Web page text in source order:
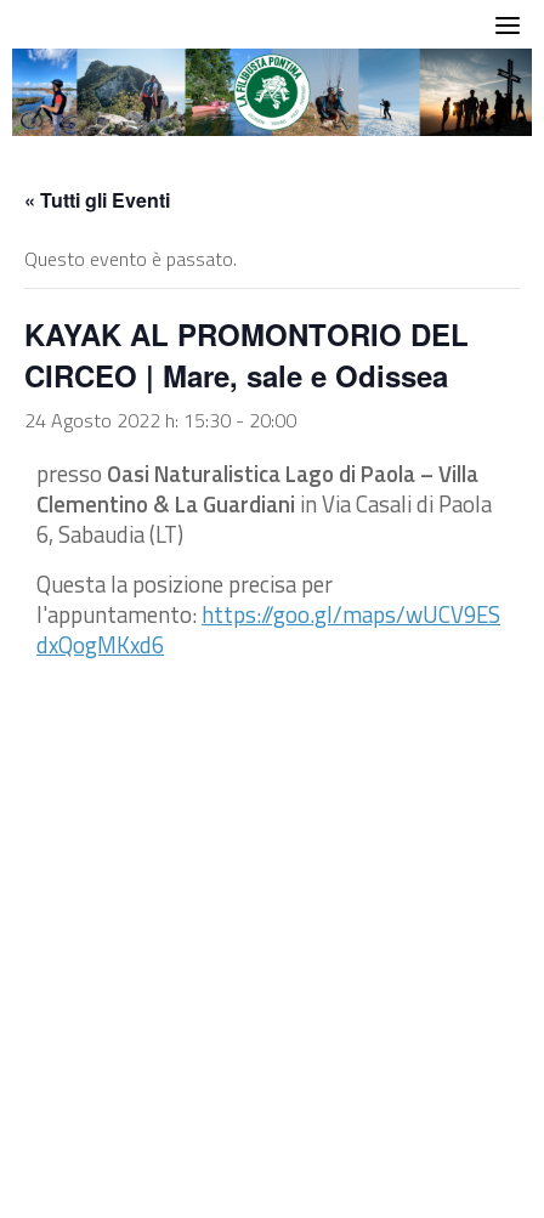
to
content
« Tutti gli Eventi
Questo evento è passato.
KAYAK AL PROMONTORIO DEL
CIRCEO | Mare, sale e Odissea
24 Agosto 2022 h: 15:30 - 20:00
presso Oasi Naturalistica Lago di Paola – Villa
Clementino & La Guardiani in Via Casali di Paola
6, Sabaudia (LT)
Questa la posizione precisa per
l'appuntamento: https://goo.gl/maps/wUCV9ES
dxQogMKxd6